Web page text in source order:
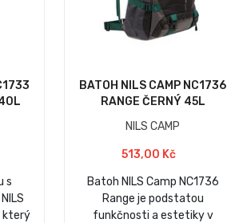
s
který
BATOH NILS CAMP NC1736
RANGE ČERNÝ 45L
NILS CAMP
513,00 Kč
Batoh NILS Camp NC1736
Range je podstatou
funkčnosti a estetiky v